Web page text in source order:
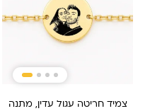
צמיד חריטה עגול עדין, מתנה